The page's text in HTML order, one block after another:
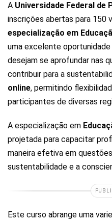
A Universidade Federal de
inscrições abertas para 150
especialização em
uma excelente
desejam se aprofundar nas
contribuir para a
online, permitindo
participantes de diversas
A especialização em
projetada para capacitar
maneira efetiva em
sustentabilidade e a
Este curso abrange uma